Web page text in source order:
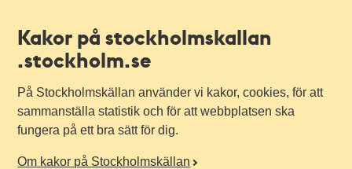
Kakor på stockholmskallan
.stockholm.se
På Stockholmskällan använder vi kakor, cookies, för att
sammanställa statistik och för att webbplatsen ska
fungera på ett bra sätt för dig.
Om kakor på Stockholmskällan